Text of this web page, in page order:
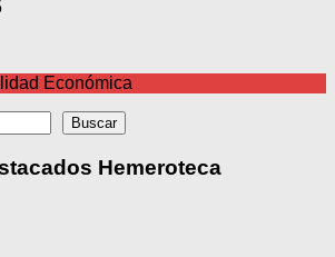
Económica
Buscar
Hemeroteca